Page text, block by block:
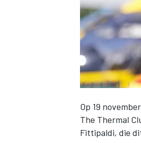
Op 19
The Thermal
Fittipaldi, die